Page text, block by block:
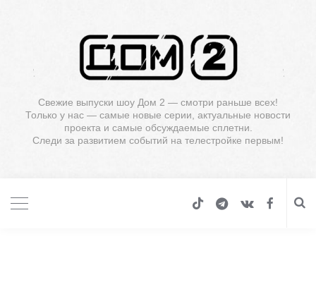
Свежие выпуски шоу Дом 2 — смотри раньше всех!
Только у нас — самые новые серии, актуальные новости
проекта и самые обсуждаемые сплетни.
Следи за развитием событий на телестройке первым!